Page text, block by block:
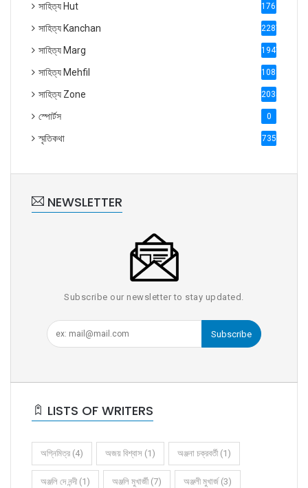
সাহিত্য Hut 1769
সাহিত্য Kanchan 2287
সাহিত্য Marg 1947
সাহিত্য Mehfil 1088
সাহিত্য Zone 2035
স্পোর্টস 0
স্মৃতিকথা 735
NEWSLETTER
Subscribe our newsletter to stay updated.
Subscribe
LISTS OF WRITERS
অগ্নিমিত্র (4) অজয় বিশ্বাস (1) অঞ্জনা চক্রবর্তী (1)
অঞ্জলি দে নন্দী (1) অঞ্জলি মুখার্জী (7) অঞ্জলী মুখার্জ (3)